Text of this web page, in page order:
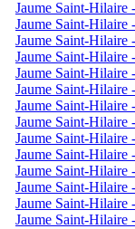
Jaume Saint-
Jaume Saint-Hilaire
Jaume Saint-Hilaire
Jaume Saint-Hilaire
Jaume Saint-Hilaire
Jaume Saint-Hilaire
Jaume Saint-Hilaire
Jaume Saint-Hilaire
Jaume Saint-Hilaire
Jaume Saint-Hilaire
Jaume Saint-Hilaire
Jaume Saint-Hilaire
Jaume Saint-Hilaire
Jaume Saint-Hilaire